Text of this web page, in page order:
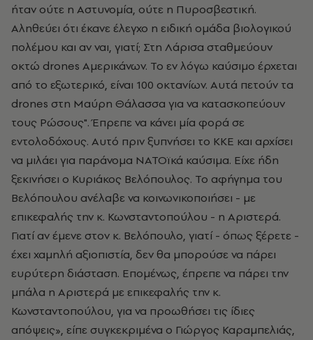
ήταν ούτε η Αστυνομία, ούτε η Πυροσβεστική.
Αληθεύει ότι έκανε έλεγχο η ειδική ομάδα βιολογικού
πολέμου και αν ναι, γιατί; Στη Λάρισα σταθμεύουν
οκτώ drones Αμερικάνων. Το εν λόγω καύσιμο έρχεται
από το εξωτερικό, είναι 100 οκτανίων. Αυτά πετούν τα
drones στη Μαύρη Θάλασσα για να κατασκοπεύουν
τους Ρώσους". Έπρεπε να κάνει μία φορά σε
εντολοδόχους. Αυτό πριν ξυπνήσει το ΚΚΕ και αρχίσει
να μιλάει για παράνομα ΝΑΤΟϊκά καύσιμα. Είχε ήδη
ξεκινήσει ο Κυριάκος Βελόπουλος. Το αφήγημα του
Βελόπουλου ανέλαβε να κοινωνικοποιήσει - με
επικεφαλής την κ. Κωνσταντοπούλου - η Αριστερά.
Γιατί αν έμενε στον κ. Βελόπουλο, γιατί - όπως ξέρετε -
έχει χαμηλή αξιοπιστία, δεν θα μπορούσε να πάρει
ευρύτερη διάσταση. Επομένως, έπρεπε να πάρει την
μπάλα η Αριστερά με επικεφαλής την κ.
Κωνσταντοπούλου, για να προωθήσει τις ίδιες
απόψεις», είπε συγκεκριμένα ο Γιώργος Καραμπελιάς,